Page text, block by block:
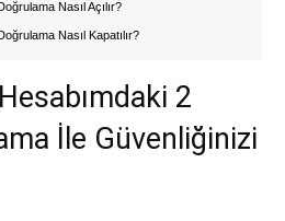
Nasıl Açılır?
Nasıl Kapatılır?
2
İle Güvenliğinizi